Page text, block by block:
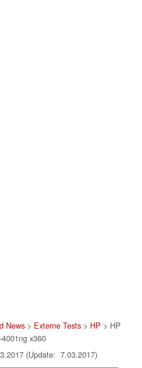
News> Externe Tests> HP > HP
x360
(Update: 7.03.2017)